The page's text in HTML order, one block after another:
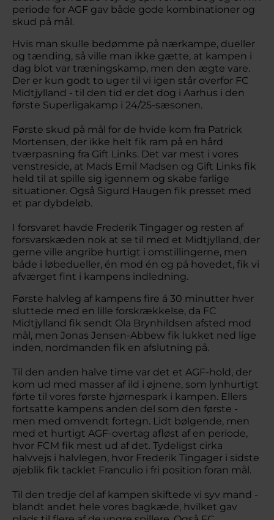
periode for AGF gav både gode kombinationer og
skud på mål.
Hvis man skulle bedømme på nærkampe, dueller
og tænding, så ville man ikke gætte, at kampen i
dag blot var træningskamp, men den ægte vare.
Der er kun godt to uger til vi igen står overfor FC
Midtjylland - til den tid er det dog i Aarhus i den
første Superligakamp i 24/25-sæsonen.
Første skud på mål for de hvide kom fra Patrick
Mortensen, der ikke helt fik ram på en hård
tværpasning fra Gift Links. Det var mest i vores
venstreside, at Mads Emil Madsen og Gift Links fik
held til at spille sig igennem og skabe farlige
situationer. Også Sigurd Haugen fik presset med
et par dybdeløb.
I forsvaret havde Frederik Tingager og resten af
forsvarskæden nok at se til med et Midtjylland, der
gerne ville angribe hurtigt i omstillingerne, men
både i løbedueller, én mod én og på hovedet, fik vi
afværget fint i kampens indledning.
Første halvleg af kampens fire á 30 minutter hver
sluttede med en lille forskrækkelse, da FC
Midtjylland fik sendt Ola Brynhildsen afsted mod
mål, men Jonas Jensen-Abbew fik lukket ned lige
inden, nordmanden fik en afslutning på.
Til den anden halve time var det et AGF-hold, der
kom ud med masser af ild i øjnene, som lynhurtigt
førte til vores første hjørnespark i kampen. Ellers
fortsatte kampens anden del som den første -
men med omvendt fortegn. Lidt bølgende, men
med et hurtigt AGF-overtag afløst af en periode,
hvor FCM fik mest ud af det. Tydeligst cirka
halvvejs i halvlegen, hvor Frederik Tingager i sidste
øjeblik fik tacklet Franculio i fri position foran mål.
Til den tredje del af kampen skiftede vi syv mand -
blandt andet hele vores bagkæde, hvilket gav